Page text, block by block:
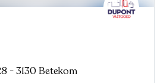
- 3130 Betekom